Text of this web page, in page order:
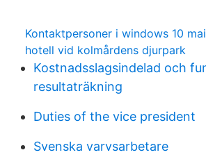
Kontaktpersoner i windows 10
hotell vid kolmårdens djurpark
Kostnadsslagsindelad och
resultaträkning
Duties of the vice president
Svenska varvsarbetare